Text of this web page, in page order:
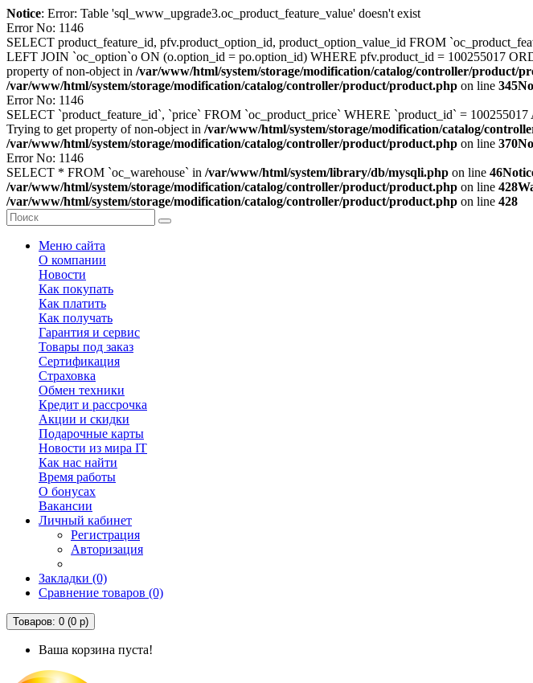
Notice: Error: Table 'sql_www_upgrade3.oc_product_feature_value' doesn't exist
Error No: 1146
SELECT product_feature_id, pfv.product_option_id, product_option_value_id FROM
LEFT JOIN `oc_option`o ON (o.option_id = po.option_id) WHERE pfv.product_id = 100255017
property of non-object in /var/www/html/system/storage/modification/catalog/controller/product/
/var/www/html/system/storage/modification/catalog/controller/product/product.php on line 345
Error No: 1146
SELECT `product_feature_id`, `price` FROM `oc_product_price` WHERE `product_id` =
Trying to get property of non-object in /var/www/html/system/storage/modification/catalog/
/var/www/html/system/storage/modification/catalog/controller/product/product.php on line 370
Error No: 1146
SELECT * FROM `oc_warehouse` in /var/www/html/system/library/db/mysqli.php on line 46
/var/www/html/system/storage/modification/catalog/controller/product/product.php on line 428
/var/www/html/system/storage/modification/catalog/controller/product/product.php on line 428
Меню сайта
О компании
Новости
Как покупать
Как платить
Как получать
Гарантия и сервис
Товары под заказ
Сертификация
Страховка
Обмен техники
Кредит и рассрочка
Акции и скидки
Подарочные карты
Новости из мира IT
Как нас найти
Время работы
О бонусах
Вакансии
Личный кабинет
Регистрация
Авторизация
Закладки (0)
Сравнение товаров (0)
Товаров: 0 (0 р)
Ваша корзина пуста!